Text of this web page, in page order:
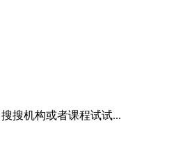
搜搜机构或者课程试试...